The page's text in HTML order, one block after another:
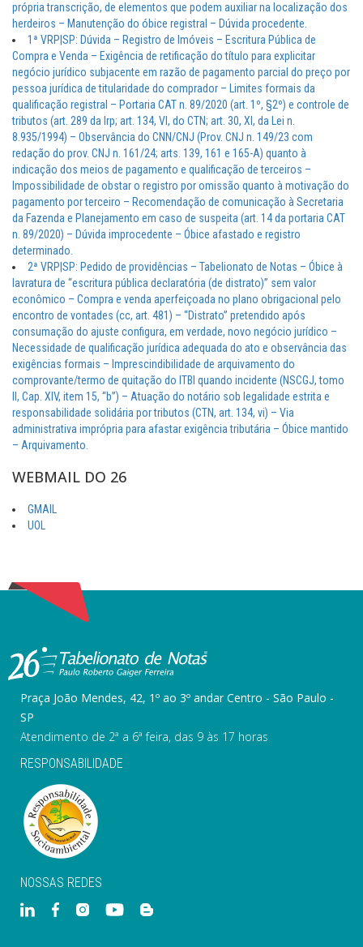
própria transcrição, de elementos que podem auxiliar na localização dos
herdeiros – Manutenção do óbice registral – Dúvida procedente.
1ª VRP|SP: Dúvida – Registro de Imóveis – Escritura Pública de
Compra e Venda – Exigência de retificação do título para explicitar
negócio jurídico subjacente em razão de pagamento parcial do preço por
pessoa jurídica de titularidade do comprador – Limites formais da
qualificação registral – Portaria CAT n. 89/2020 (art. 1º, §2º) e controle de
tributos (art. 289 da lrp; art. 134, VI, do CTN; art. 30, XI, da Lei n.
8.935/1994) – Observância do CNN/CNJ (Prov. CNJ n. 149/23 com
redação do prov. CNJ n. 161/24; arts. 139, 161 e 165-A) quanto à
indicação dos meios de pagamento e qualificação de terceiros –
Impossibilidade de obstar o registro por omissão quanto à motivação do
pagamento por terceiro – Recomendação de comunicação à Secretaria
da Fazenda e Planejamento em caso de suspeita (art. 14 da portaria CAT
n. 89/2020) – Dúvida improcedente – Óbice afastado e registro
determinado.
2ª VRP|SP: Pedido de providências – Tabelionato de Notas – Óbice à
lavratura de “escritura pública declaratória (de distrato)” sem valor
econômico – Compra e venda aperfeiçoada no plano obrigacional pelo
encontro de vontades (cc, art. 481) – “Distrato” pretendido após
consumação do ajuste configura, em verdade, novo negócio jurídico –
Necessidade de qualificação jurídica adequada do ato e observância das
exigências formais – Imprescindibilidade de arquivamento do
comprovante/termo de quitação do ITBI quando incidente (NSCGJ, tomo
II, Cap. XIV, item 15, “b”) – Atuação do notário sob legalidade estrita e
responsabilidade solidária por tributos (CTN, art. 134, vi) – Via
administrativa imprópria para afastar exigência tributária – Óbice mantido
– Arquivamento.
WEBMAIL DO 26
GMAIL
UOL
Praça João Mendes, 42, 1º ao 3º andar Centro - São Paulo -
SP
Atendimento de 2ª a 6ª feira, das 9 às 17 horas
RESPONSABILIDADE
NOSSAS REDES